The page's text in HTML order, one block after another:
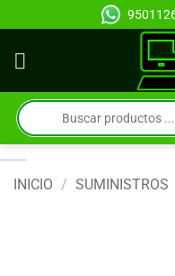
al
contenido
Búsqueda
de
productos
INICIO / SUMINISTROS